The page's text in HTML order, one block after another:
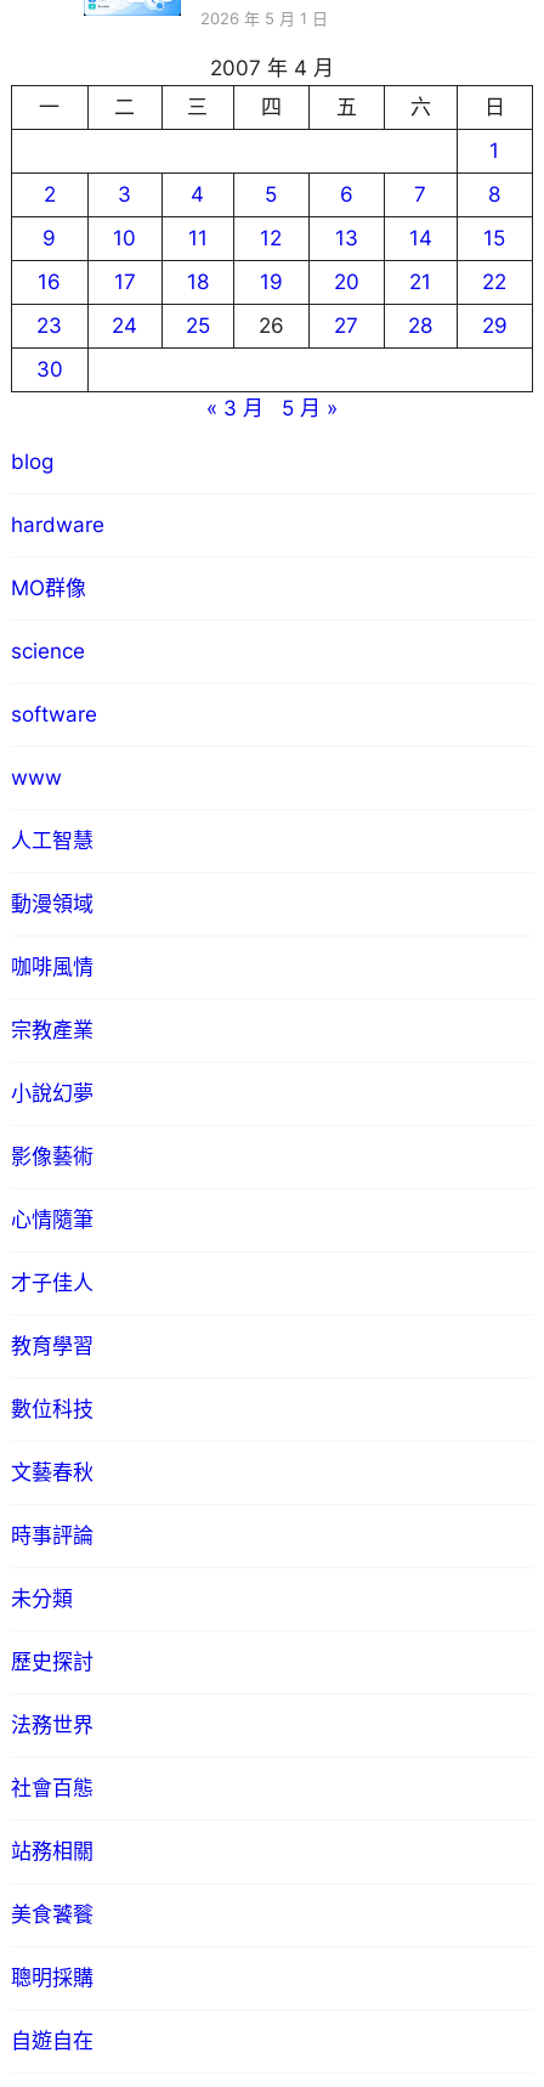
2026 年 5 月 1 日
2007 年 4 月
一
二 三 四 五 六
日
1
2
3 4 5 6 7
8
9
10 11 12 13 14
15
16
17 18 19 20 21
22
23
24 25 26 27 28
29
30
« 3 月
5 月 »
blog
hardware
MO群像
science
software
www
人工智慧
動漫領域
咖啡風情
宗教產業
小說幻夢
影像藝術
心情隨筆
才子佳人
教育學習
數位科技
文藝春秋
時事評論
未分類
歷史探討
法務世界
社會百態
站務相關
美食饕餮
聰明採購
自遊自在